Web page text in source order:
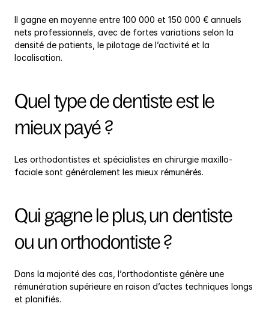
Il gagne en moyenne entre 100 000 et 150 000 € annuels
nets professionnels, avec de fortes variations selon la
densité de patients, le pilotage de l’activité et la
localisation.
Quel type de dentiste est le
mieux payé ?
Les orthodontistes et spécialistes en chirurgie maxillo-
faciale sont généralement les mieux rémunérés.
Qui gagne le plus, un dentiste
ou un orthodontiste ?
Dans la majorité des cas, l’orthodontiste génère une
rémunération supérieure en raison d’actes techniques longs
et planifiés.